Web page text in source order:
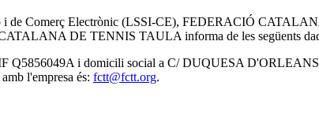
i de Comerç Electrònic (LSSI-CE), FEDERACIÓ
DE TENNIS TAULA informa de les següents
i domicili social a C/ DUQUESA
l'empresa és: fctt@fctt.org.